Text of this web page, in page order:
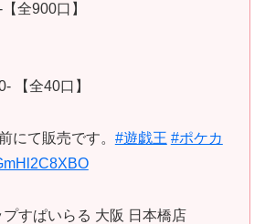
全900口】
【全40口】
にて販売です。 #遊戯王 #ポケカ
すぱいらる 大阪 日本橋店